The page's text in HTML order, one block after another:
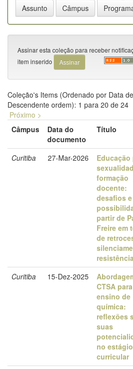
Assinar esta coleção para receber
item inserido
Coleção's Items (Ordenado por Data
Descendente ordem): 1 para 20 de 24
Próximo >
Câmpus
Data do
documento
Título
Curitiba 27-Mar-2026
Educação
formação
docente:
desafios e
partir de
Freire em
de
Curitiba 15-Dez-2025
CTSA
ensino de
química:
reflexões
suas
no estágio
curricular